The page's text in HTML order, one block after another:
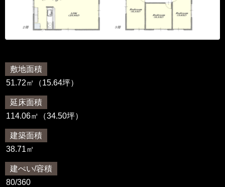
敷地面積
51.72㎡（15.64坪）
延床面積
114.06㎡（34.50坪）
建築面積
38.71㎡
建ぺい/容積
80/360